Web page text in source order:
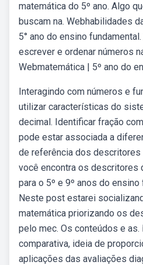
matemática do 5º ano. Algo
buscam na. Webhabilidades
5° ano do ensino
escrever e ordenar números
Webmatemática | 5º ano do
Interagindo com números e
utilizar características do
decimal. Identificar fração
pode estar associada a
de referência dos descritores
você encontra os descritores
para o 5º e 9º anos do ensino
Neste post estarei
matemática priorizando os
pelo mec. Os conteúdos e
comparativa, ideia de
aplicações das avaliações